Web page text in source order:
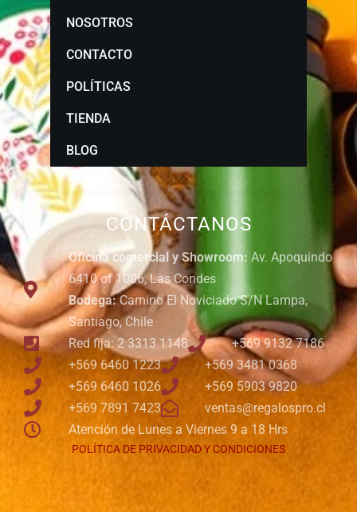
CONTÁCTANOS
Oficina comercial y Showroom: Av. Apoquindo
6410 of 1006, Las Condes
Bodega:Camino El Noviciado S/N Lampa,
Santiago, Chile
Red fija: 2 3313 1148
+569 9132 7186
+569 6460 1223
+569 3481 0368
+569 6460 1026
+569 5903 9820
+569 7891 7423
ventas@regalospro.cl
Atención de Lunes a Viernes 9 a 18 Hrs
POLÍTICA DE PRIVACIDAD Y CONDICIONES
NOSOTROS
CONTACTO
POLÍTICAS
TIENDA
BLOG